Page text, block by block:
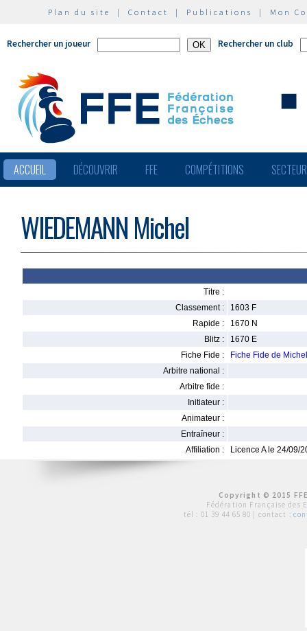
Plan du site | Contact | Publications | Mon
Rechercher un joueur Rechercher un club
ACCUEIL DÉCOUVRIR FFE COMPÉTITIONS
WIEDEMANN Michel
Titre :
Classement :
1603 F
Rapide :
1670 N
Blitz :
1670 E
Fiche Fide :
Fiche Fide de
Arbitre national :
Arbitre fide :
Initiateur :
Animateur :
Entraîneur :
Affiliation :
Licence A le 24/09/
Copyright © 2015
Fédération Française des
tél : 01 39 44 65 80 | contact :